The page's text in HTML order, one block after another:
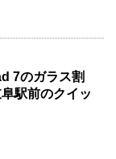
7のガラス割
駅前のクイッ